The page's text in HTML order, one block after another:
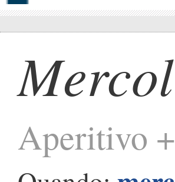
Aperitivo